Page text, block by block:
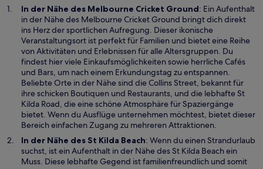
g
e
ö
f
f
n
e
t
In der Nähe des Melbourne Cricket GroundW
i
r
d
i
n
e
n
e
m
n
u
e
n
: Ein Aufenthalt
in der Nähe des Melbourne Cricket Ground bringt dich direkt
ins Herz der sportlichen Aufregung. Dieser ikonische
Veranstaltungsort ist perfekt für Familien und bietet eine Reihe
von Aktivitäten und Erlebnissen für alle Altersgruppen. Du
findest hier viele Einkaufsmöglichkeiten sowie herrliche Cafés
und Bars, um nach einem Erkundungstag zu entspannen.
Beliebte Orte in der Nähe sind die Collins Street, bekannt für
ihre schicken Boutiquen und Restaurants, und die lebhafte St
Kilda Road, die eine schöne Atmosphäre für Spaziergänge
bietet. Wenn du Ausflüge unternehmen möchtest, bietet dieser
Bereich einfachen Zugang zu mehreren Attraktionen.
In der Nähe des St Kilda BeachW
i
r
: Wenn du einen Strandurlaub
suchst, ist ein Aufenthalt in der Nähe des St Kilda Beach ein
Muss. Diese lebhafte Gegend ist familienfreundlich und somit